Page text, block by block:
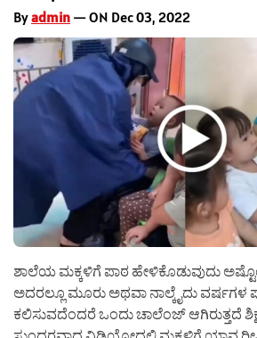
Byadmin — ON Dec 03, 2022
ಶಾಲೆಯ ಮಕ್ಕಳಿಗೆ ಪಾಠ ಹೇಳಿಕೊಡುವುದು
ಅದರಲ್ಲೂ ಮೂರು ಅಥವಾ ನಾಲ್ಕೈದು ವರ್ಷಗಳ
ಕಲಿಸುವದೆಂದರೆ ಒಂದು ಚಾಲೆಂಜ್ ಆಗಿರುತ್ತದೆ